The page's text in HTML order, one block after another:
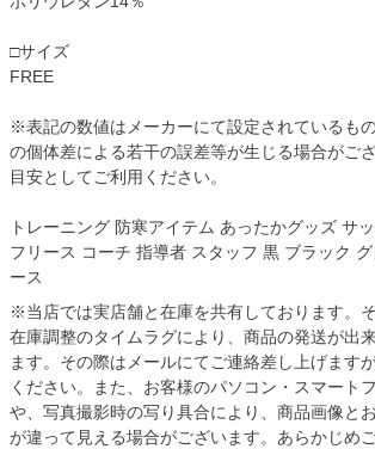
□サイズ
FREE
※表記の数値はメーカーにて設定されているも
の個体差による若干の誤差等が生じる場合がご
目安としてご利用ください。
トレーニング 防寒アイテム あったかグッズ サ
フリース コーチ 指導者 スタッフ 黒 ブラック
ース
※当店では実店舗と在庫を共有しております。
在庫調整のタイムラグにより、商品の発送が出
ます。その際はメールにてご連絡差し上げます
ください。また、お客様のパソコン・スマート
や、写真撮影時の写り具合により、商品画像と
が違って見える場合がございます。あらかじめ